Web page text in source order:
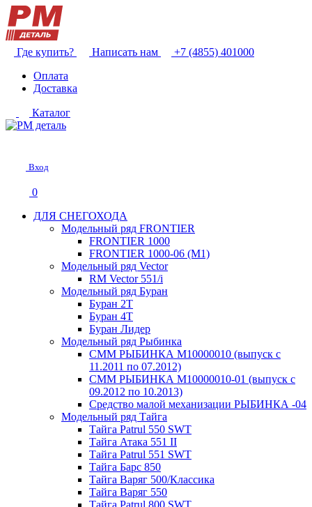
Где купить? Написать нам
+7 (4855) 401000
Оплата
Доставка
Каталог
Вход
0
ДЛЯ СНЕГОХОДА
Модельный ряд FRONTIER
FRONTIER 1000
FRONTIER 1000-06 (М1)
Модельный ряд Vector
RM Vector 551/i
Модельный ряд Буран
Буран 2Т
Буран 4Т
Буран Лидер
Модельный ряд Рыбинка
СММ РЫБИНКА M10000010 (выпуск с
11.2011 по 07.2012)
СММ РЫБИНКА M10000010-01 (выпуск с
09.2012 по 10.2013)
Средство малой механизации РЫБИНКА -04
Модельный ряд Тайга
Тайга Patrul 550 SWT
Тайга Атака 551 II
Тайга Patrul 551 SWT
Тайга Барс 850
Тайга Варяг 500/Классика
Тайга Варяг 550
Тайга Patrul 800 SWT